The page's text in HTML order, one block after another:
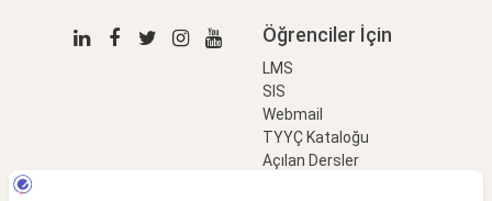
Öğrenciler İçin
LMS
SIS
Webmail
TYYÇ Kataloğu
Açılan Dersler